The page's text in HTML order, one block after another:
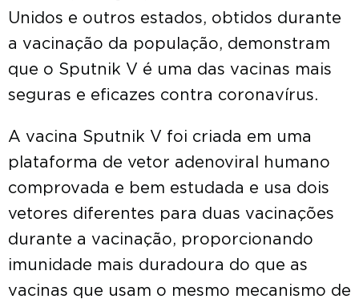
Unidos e outros estados, obtidos durante
a vacinação da população, demonstram
que o Sputnik V é uma das vacinas mais
seguras e eficazes contra coronavírus.
A vacina Sputnik V foi criada em uma
plataforma de vetor adenoviral humano
comprovada e bem estudada e usa dois
vetores diferentes para duas vacinações
durante a vacinação, proporcionando
imunidade mais duradoura do que as
vacinas que usam o mesmo mecanismo de